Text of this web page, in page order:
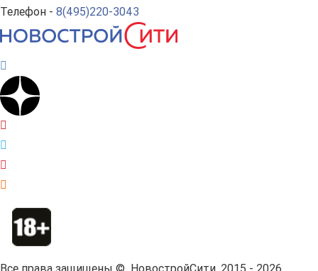
Телефон - 8(495)220-3043